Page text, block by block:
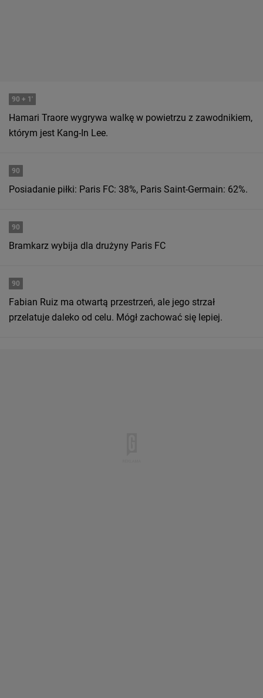
90 + 1'
Hamari Traore wygrywa walkę w powietrzu z zawodnikiem,
którym jest Kang-In Lee.
90
Posiadanie piłki: Paris FC: 38%, Paris Saint-Germain: 62%.
90
Bramkarz wybija dla drużyny Paris FC
90
Fabian Ruiz ma otwartą przestrzeń, ale jego strzał
przelatuje daleko od celu. Mógł zachować się lepiej.